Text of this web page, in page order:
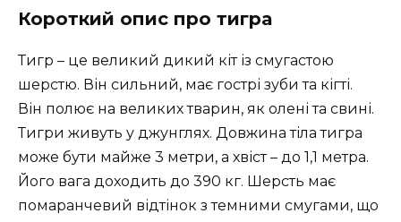
Короткий опис про тигра
Тигр – це великий дикий кіт із смугастою
шерстю. Він сильний, має гострі зуби та кігті.
Він полює на великих тварин, як олені та свині.
Тигри живуть у джунглях. Довжина тіла тигра
може бути майже 3 метри, а хвіст – до 1,1 метра.
Його вага доходить до 390 кг. Шерсть має
помаранчевий відтінок з темними смугами, що